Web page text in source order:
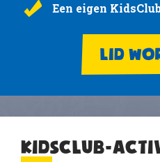
Een eigen
LID
KIDSCLUB-